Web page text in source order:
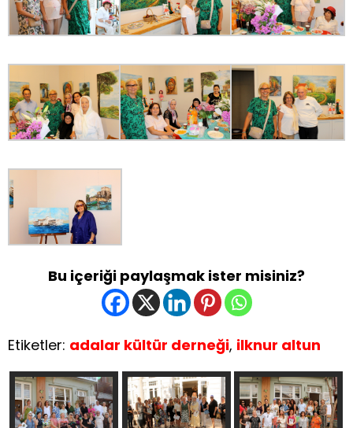
Bu içeriği paylaşmak ister misiniz?
Etiketler: adalar kültür derneği, ilknur altun